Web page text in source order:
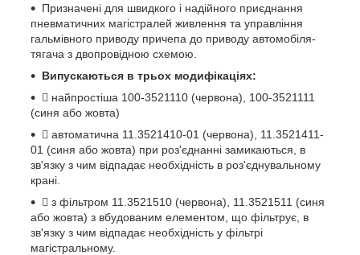
Призначені для швидкого і надійного приєднання
пневматичних магістралей живлення та управління
гальмівного приводу причепа до приводу автомобіля-
тягача з двопровідною схемою.
Випускаються в трьох модифікаціях:
 найпростіша 100-3521110 (червона), 100-3521111
(синя або жовта)
 автоматична 11.3521410-01 (червона), 11.3521411-
01 (синя або жовта) при роз'єднанні замикаються, в
зв'язку з чим відпадає необхідність в роз'єднувальному
крані.
 з фільтром 11.3521510 (червона), 11.3521511 (синя
або жовта) з вбудованим елементом, що фільтрує, в
зв'язку з чим відпадає необхідність у фільтрі
магістральному.